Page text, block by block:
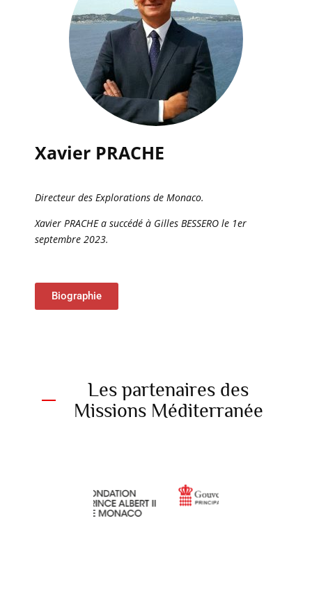
Xavier PRACHE
Directeur des Explorations de Monaco.
Xavier PRACHE a succédé à Gilles BESSERO le 1er
septembre 2023.
Biographie
Les partenaires des
Missions Méditerranée